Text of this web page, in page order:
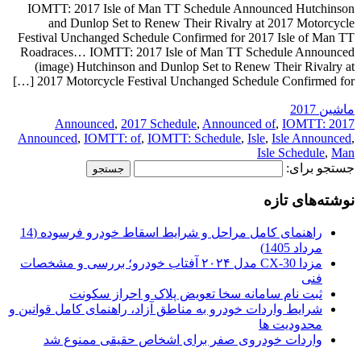
IOMTT: 2017 Isle of Man TT Schedule Announced Hutchinson
and Dunlop Set to Renew Their Rivalry at 2017 Motorcycle
Festival Unchanged Schedule Confirmed for 2017 Isle of Man TT
Roadraces… IOMTT: 2017 Isle of Man TT Schedule Announced
(image) Hutchinson and Dunlop Set to Renew Their Rivalry at
2017 Motorcycle Festival Unchanged Schedule Confirmed for […]
ماشین 2017
2017 Announced
, 2017 Schedule, Announced of, IOMTT:
Announced, IOMTT: of, IOMTT: Schedule, Isle, Isle Announced,
Isle Schedule, Man
جستجو برای:
نوشته‌های تازه
راهنمای کامل مراحل و شرایط اسقاط خودرو فرسوده (14
مرداد 1405)
مزدا CX-30 مدل ۲۰۲۴ آفتاب خودرو؛ بررسی و مشخصات
فنی
ثبت نام سامانه سخا تعویض پلاک و احراز سکونت
شرایط واردات خودرو به مناطق آزاد، راهنمای کامل قوانین و
محدودیت ها
واردات خودروی صفر برای اشخاص حقیقی ممنوع شد